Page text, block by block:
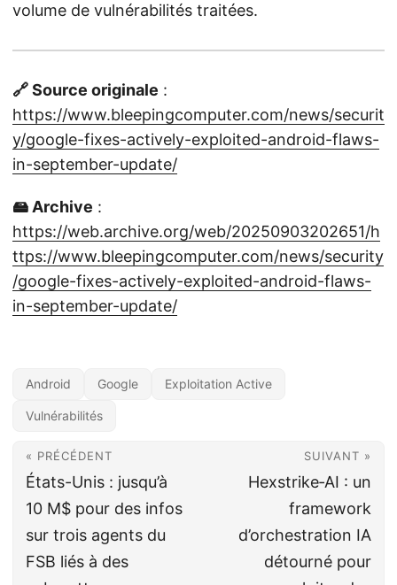
volume de vulnérabilités traitées.
🔗 Source originale :
https://www.bleepingcomputer.com/news/securit
y/google-fixes-actively-exploited-android-flaws-
in-september-update/
🖴 Archive :
https://web.archive.org/web/20250903202651/h
ttps://www.bleepingcomputer.com/news/security
/google-fixes-actively-exploited-android-flaws-
in-september-update/
Android Google Exploitation Active
Vulnérabilités
« PRÉCÉDENT
États-Unis : jusqu’à
10 M$ pour des infos
sur trois agents du
FSB liés à des
SUIVANT »
Hexstrike‑AI : un
framework
d’orchestration IA
détourné pour